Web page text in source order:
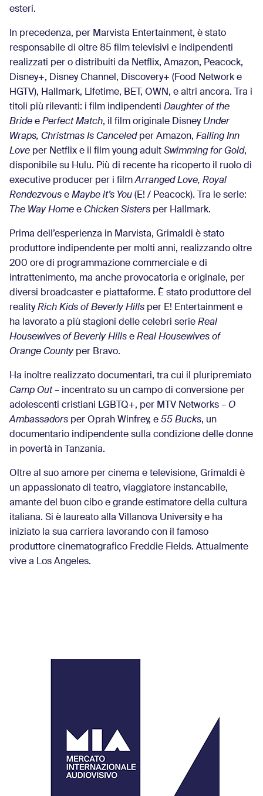
esteri.
In precedenza, per Marvista Entertainment, è stato
responsabile di oltre 85 film televisivi e indipendenti
realizzati per o distribuiti da Netflix, Amazon, Peacock,
Disney+, Disney Channel, Discovery+ (Food Network e
HGTV), Hallmark, Lifetime, BET, OWN, e altri ancora. Tra i
titoli più rilevanti: i film indipendenti Daughter of the
Bride e Perfect Match, il film originale Disney Under
Wraps, Christmas Is Canceledper Amazon, Falling Inn
Love per Netflix e il film young adult Swimming for Gold,
disponibile su Hulu. Più di recente ha ricoperto il ruolo di
executive producer per i filmArranged Love, Royal
Rendezvous e Maybe it’s You (E! / Peacock). Tra le serie:
The Way Home e Chicken Sisters per Hallmark.
Prima dell’esperienza in Marvista, Grimaldi è stato
produttore indipendente per molti anni, realizzando oltre
200 ore di programmazione commerciale e di
intrattenimento, ma anche provocatoria e originale, per
diversi broadcaster e piattaforme. È stato produttore del
realityRich Kids of Beverly Hills per E! Entertainment e
ha lavorato a più stagioni delle celebri serie Real
Housewives of Beverly Hills e Real Housewives of
Orange Countyper Bravo.
Ha inoltre realizzato documentari, tra cui il pluripremiato
Camp Out– incentrato su un campo di conversione per
adolescenti cristiani LGBTQ+, per MTV Networks – O
Ambassadors per Oprah Winfrey, e 55 Bucks, un
documentario indipendente sulla condizione delle donne
in povertà in Tanzania.
Oltre al suo amore per cinema e televisione, Grimaldi è
un appassionato di teatro, viaggiatore instancabile,
amante del buon cibo e grande estimatore della cultura
italiana. Si è laureato alla Villanova University e ha
iniziato la sua carriera lavorando con il famoso
produttore cinematografico Freddie Fields. Attualmente
vive a Los Angeles.